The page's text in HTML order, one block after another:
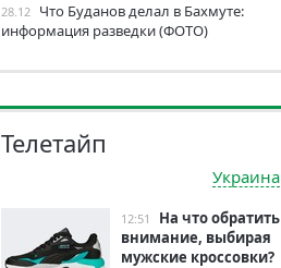
28.12 Что Буданов делал в Бахмуте:
информация разведки (ФОТО)
Телетайп
Украина
12:51
На что обратить
внимание, выбирая
мужские кроссовки?